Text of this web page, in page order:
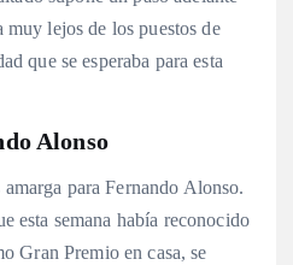
lejos de los puestos de
que se esperaba para esta
Alonso
para Fernando Alonso.
esta semana había reconocido
Gran Premio en casa, se